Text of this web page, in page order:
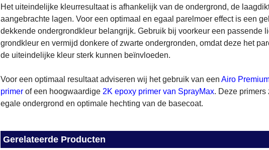
Het uiteindelijke kleurresultaat is afhankelijk van de ondergrond, de
aangebrachte lagen. Voor een optimaal en egaal parelmoer effect is een
dekkende ondergrondkleur belangrijk. Gebruik bij voorkeur een passende
grondkleur en vermijd donkere of zwarte ondergronden, omdat deze het
de uiteindelijke kleur sterk kunnen beïnvloeden.
Voor een optimaal resultaat adviseren wij het gebruik van een Airo
primer of een hoogwaardige 2K epoxy primer van SprayMax. Deze primers
egale ondergrond en optimale hechting van de basecoat.
Gerelateerde Producten